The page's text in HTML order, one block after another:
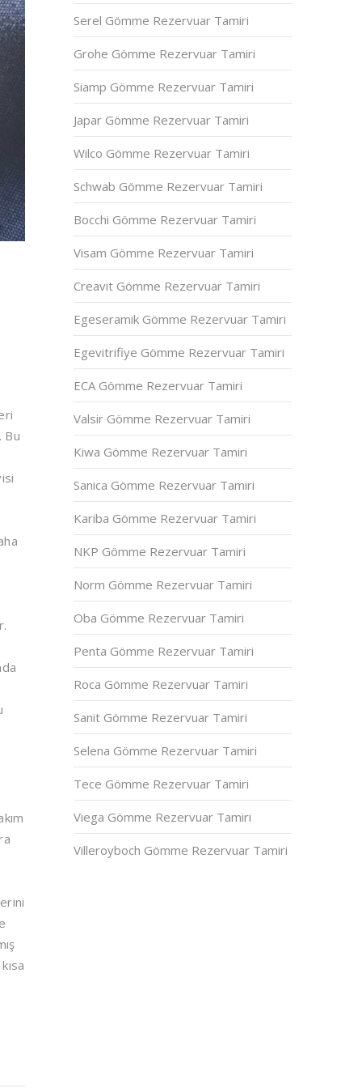
Bu
Serel Gömme Rezervuar Tamiri
Grohe Gömme Rezervuar Tamiri
Siamp Gömme Rezervuar Tamiri
Japar Gömme Rezervuar Tamiri
Wilco Gömme Rezervuar Tamiri
Schwab Gömme Rezervuar Tamiri
Bocchi Gömme Rezervuar Tamiri
Visam Gömme Rezervuar Tamiri
Creavit Gömme Rezervuar Tamiri
Egeseramik Gömme Rezervuar Tamiri
Egevitrifiye Gömme Rezervuar Tamiri
ECA Gömme Rezervuar Tamiri
Valsir Gömme Rezervuar Tamiri
Kiwa Gömme Rezervuar Tamiri
Sanica Gömme Rezervuar Tamiri
Kariba Gömme Rezervuar Tamiri
NKP Gömme Rezervuar Tamiri
Norm Gömme Rezervuar Tamiri
Oba Gömme Rezervuar Tamiri
Penta Gömme Rezervuar Tamiri
Roca Gömme Rezervuar Tamiri
Sanit Gömme Rezervuar Tamiri
Selena Gömme Rezervuar Tamiri
Tece Gömme Rezervuar Tamiri
Viega Gömme Rezervuar Tamiri
Villeroyboch Gömme Rezervuar Tamiri